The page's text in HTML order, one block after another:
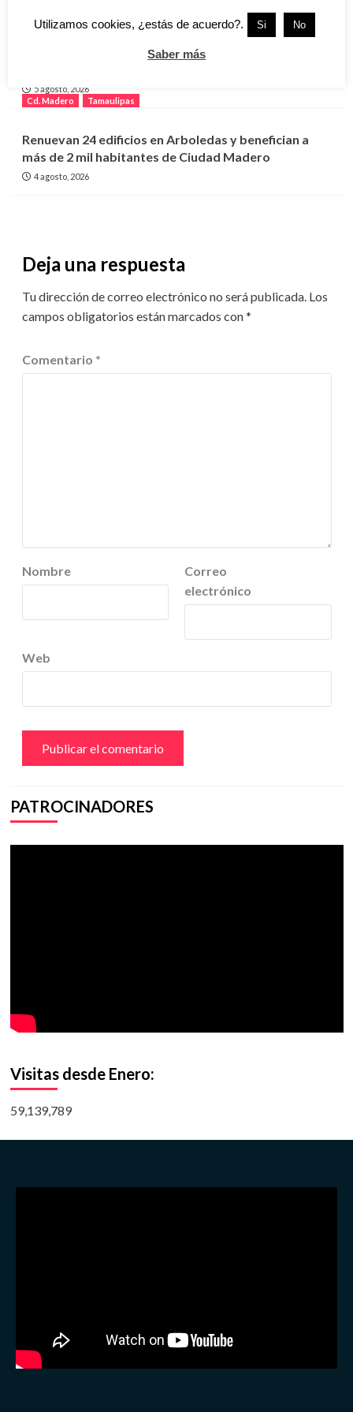
Playa Miramar se prepara para recibir cientos de
5 agosto, 2026
Cd. Madero
Tamaulipas
Renuevan 24 edificios en Arboledas y benefician a
más de 2 mil habitantes de Ciudad Madero
4 agosto, 2026
Deja una respuesta
Tu dirección de correo electrónico no será publicada. Los
campos obligatorios están marcados con*
Comentario *
Nombre
Correo
electrónico
Web
PATROCINADORES
Visitas desde Enero:
59,139,789
Utilizamos cookies, ¿estás de acuerdo?. Si No
Saber más